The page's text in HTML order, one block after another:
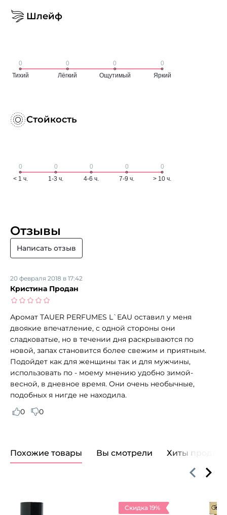
Шлейф
Стойкость
Отзывы
Написать отзыв
Кристина Продан
20 февраля 2018 в 17:42
Аромат TAUER PERFUMES L`EAU оставил у меня
двоякие впечатление, с одной стороны они
сладковатые, но в течении дня раскрываются по
новой, запах становится более свежим и приятным.
Подойдет как для женщины так и для мужчины,
использовать по - моему мнению удобно зимой-
весной, в дневное время. Они очень необычные,
подобных я нигде не находила.
0
0
Похожие товары Вы смотрели Хиты продаж
Скидка 19%